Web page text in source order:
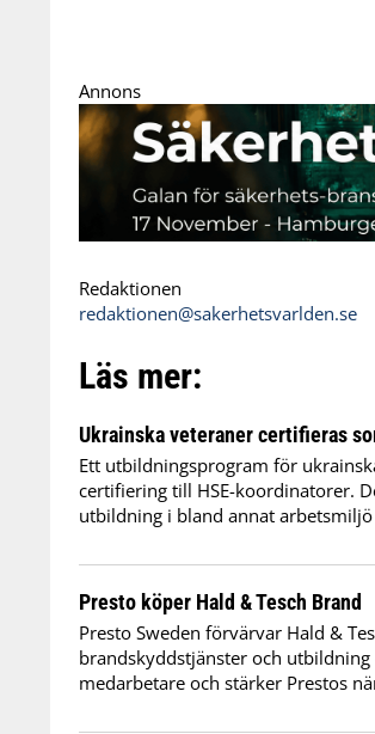
Annons
Redaktionen
redaktionen@sakerhetsvarlden.se
Läs mer:
Ukrainska veteraner certifieras
Ett utbildningsprogram för
certifiering till HSE-koordinatorer.
utbildning i bland annat
Presto köper Hald & Tesch Brand
Presto Sweden förvärvar Hald &
brandskyddstjänster och
medarbetare och stärker Prestos